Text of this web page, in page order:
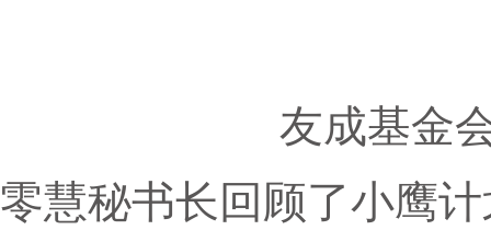
友成基金
零慧秘书长回顾了小鹰